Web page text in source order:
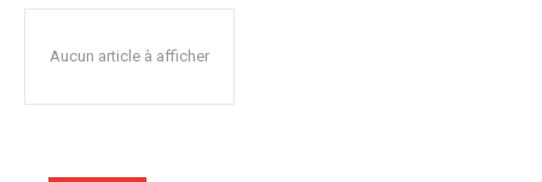
Aucun article à afficher